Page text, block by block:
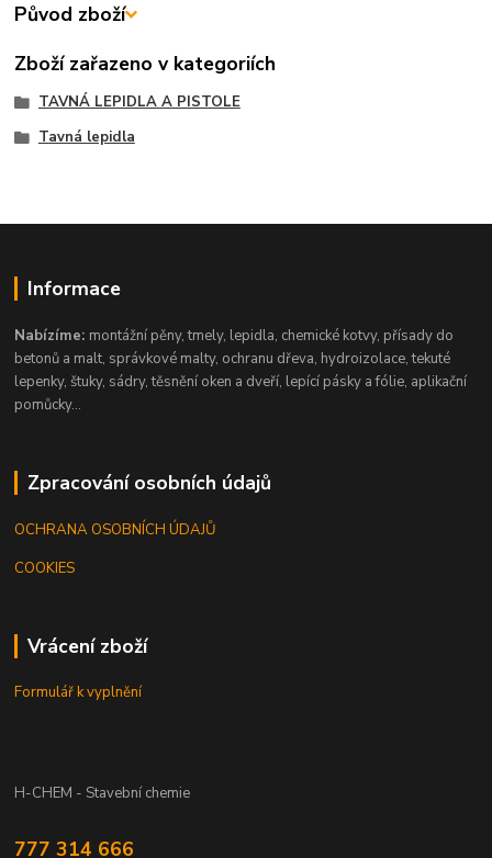
Původ zboží
Zboží zařazeno v kategoriích
TAVNÁ LEPIDLA A PISTOLE
Tavná lepidla
Informace
Nabízíme: montážní pěny, tmely, lepidla, chemické kotvy, přísady do
betonů a malt, správkové malty, ochranu dřeva, hydroizolace, tekuté
lepenky, štuky, sádry, těsnění oken a dveří, lepící pásky a fólie, aplikační
pomůcky...
Zpracování osobních údajů
OCHRANA OSOBNÍCH ÚDAJŮ
COOKIES
Vrácení zboží
Formulář k vyplnění
H-CHEM - Stavební chemie
777 314 666